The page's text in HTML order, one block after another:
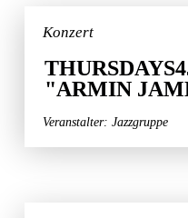
Konzert
"ARMIN
Veranstalter: Jazzgruppe